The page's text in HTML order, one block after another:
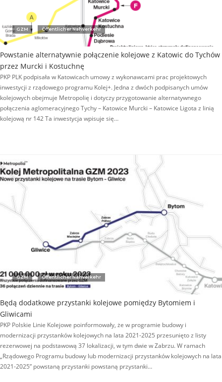
GZM Öffentlicher Nahverkehr
Powstanie alternatywnie połączenie kolejowe z Katowic do Tychów
przez Murcki i Kostuchnę
PKP PLK podpisała w Katowicach umowy z wykonawcami prac projektowych
inwestycji z rządowego programu Kolej+. Jedna z dwóch podpisanych umów
kolejowych obejmuje Metropolię i dotyczy przygotowanie alternatywnego
połączenia aglomeracyjnego Tychy – Katowice Murcki – Katowice Ligota z linią
kolejową nr 142 Ta inwestycja wpisuje się…
GZM Öffentlicher Nahverkehr
Będą dodatkowe przystanki kolejowe pomiędzy Bytomiem i
Gliwicami
PKP Polskie Linie Kolejowe poinformowały, że w programie budowy i
modernizacji przystanków kolejowych na lata 2021-2025 przesunięto z listy
rezerwowej na podstawową 37 lokalizacji, w tym dwie w Zabrzu. W ramach
„Rządowego Programu budowy lub modernizacji przystanków kolejowych na lata
2021-2025” powstaną przystanki powstaną przystanki…